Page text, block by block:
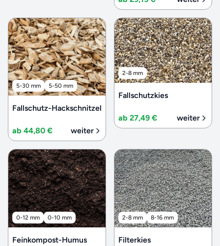
5-30 mm 5-50 mm
Fallschutz-Hackschnitzel
ab 44,80 € weiter
2-8 mm
Fallschutzkies
ab 27,49 € weiter
0-12 mm 0-10 mm
Feinkompost-Humus
2-8 mm 8-16 mm
Filterkies